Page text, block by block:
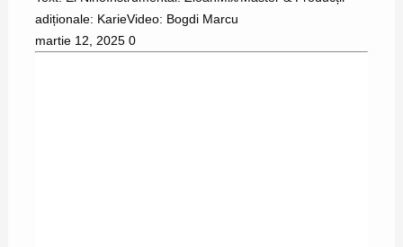
adiționale: KarieVideo: Bogdi Marcu
martie 12, 2025 0